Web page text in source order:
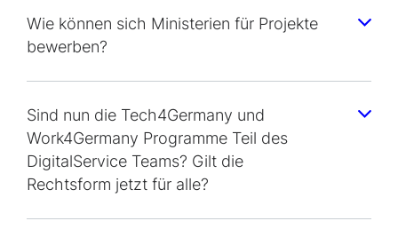
Wie können sich Ministerien für Projekte
bewerben?
Sind nun die Tech4Germany und
Work4Germany Programme Teil des
DigitalService Teams? Gilt die
Rechtsform jetzt für alle?